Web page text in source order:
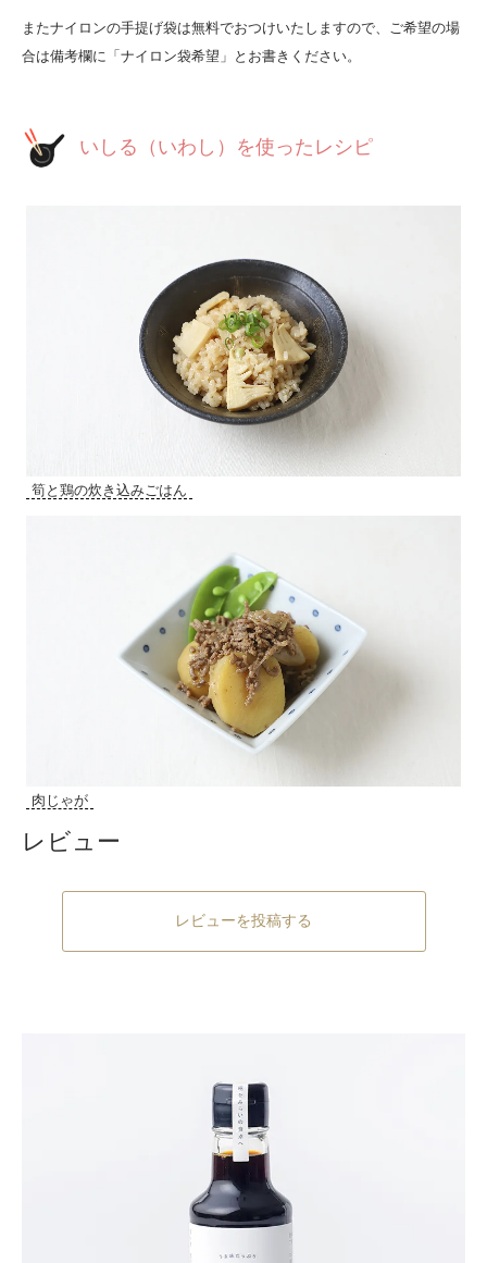
またナイロンの手提げ袋は無料でおつけいたしますので、ご希望の場
合は備考欄に「ナイロン袋希望」とお書きください。
いしる（いわし）を使ったレシピ
筍と鶏の炊き込みごはん
肉じゃが
レビュー
レビューを投稿する